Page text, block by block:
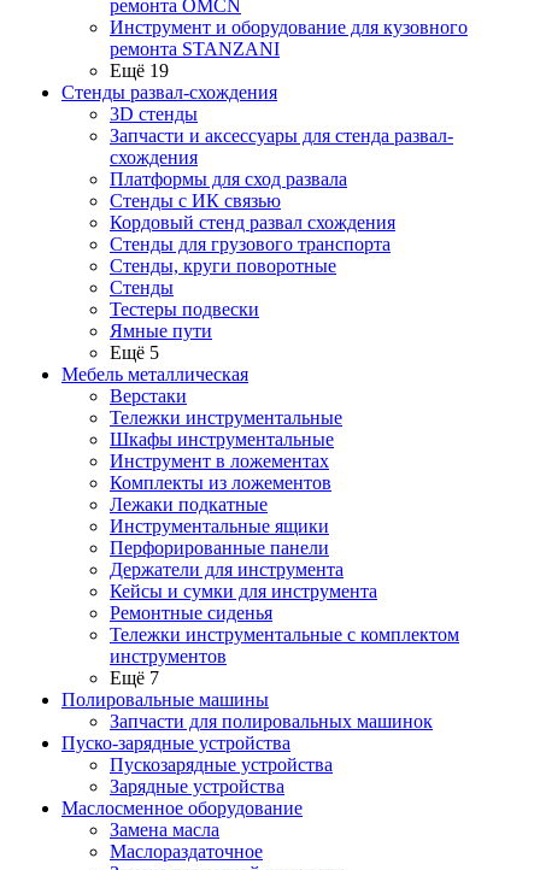
ремонта OMCN
Инструмент и оборудование для кузовного
ремонта STANZANI
Ещё 19
Стенды развал-схождения
3D стенды
Запчасти и аксессуары для стенда развал-
схождения
Платформы для сход развала
Стенды с ИК связью
Кордовый стенд развал схождения
Стенды для грузового транспорта
Стенды, круги поворотные
Стенды
Тестеры подвески
Ямные пути
Ещё 5
Мебель металлическая
Верстаки
Тележки инструментальные
Шкафы инструментальные
Инструмент в ложементах
Комплекты из ложементов
Лежаки подкатные
Инструментальные ящики
Перфорированные панели
Держатели для инструмента
Кейсы и сумки для инструмента
Ремонтные сиденья
Тележки инструментальные с комплектом
инструментов
Ещё 7
Полировальные машины
Запчасти для полировальных машинок
Пуско-зарядные устройства
Пускозарядные устройства
Зарядные устройства
Маслосменное оборудование
Замена масла
Маслораздаточное